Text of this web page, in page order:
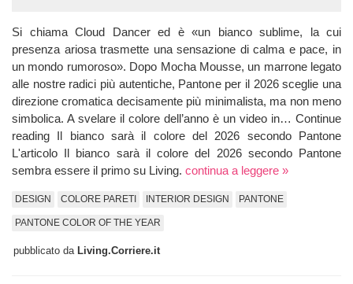
Si chiama Cloud Dancer ed è «un bianco sublime, la cui
presenza ariosa trasmette una sensazione di calma e pace, in
un mondo rumoroso». Dopo Mocha Mousse, un marrone legato
alle nostre radici più autentiche, Pantone per il 2026 sceglie una
direzione cromatica decisamente più minimalista, ma non meno
simbolica. A svelare il colore dell’anno è un video in… Continue
reading Il bianco sarà il colore del 2026 secondo Pantone
L'articolo Il bianco sarà il colore del 2026 secondo Pantone
sembra essere il primo su Living. continua a leggere »
DESIGN COLORE PARETI INTERIOR DESIGN PANTONE
PANTONE COLOR OF THE YEAR
pubblicato da Living.Corriere.it